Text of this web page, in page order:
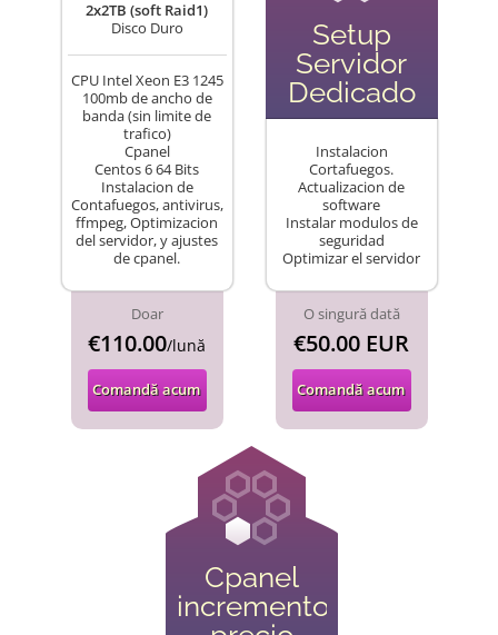
2x2TB (soft Raid1)
Disco Duro
CPU Intel Xeon E3 1245
100mb de ancho de
banda (sin limite de
trafico)
Cpanel
Centos 6 64 Bits
Instalacion de
Contafuegos, antivirus,
ffmpeg, Optimizacion
del servidor, y ajustes
de cpanel.
Doar
€110.00/lună
Comandă acum
Setup
Servidor
Dedicado
Instalacion
Cortafuegos.
Actualizacion de
software
Instalar modulos de
seguridad
Optimizar el servidor
O singură dată
€50.00 EUR
Comandă acum
Cpanel
incremento